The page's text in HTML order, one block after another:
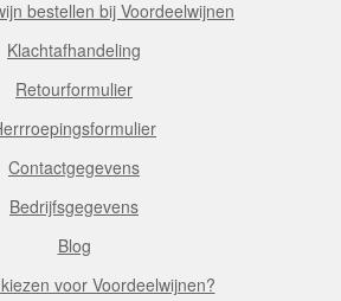
bestellen bij Voordeelwijnen
Klachtafhandeling
Retourformulier
Contactgegevens
Bedrijfsgegevens
Blog
voor Voordeelwijnen?